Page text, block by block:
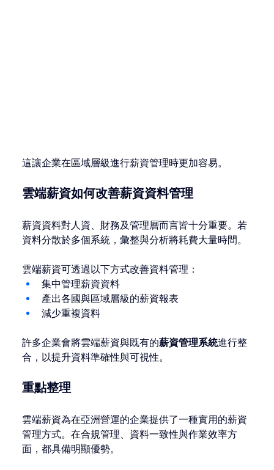
這讓企業在區域層級進行薪資管理時更加容易。
雲端薪資如何改善薪資資料管理
薪資資料對人資、財務及管理層而言皆十分重要。若
資料分散於多個系統，彙整與分析將耗費大量時間。
雲端薪資可透過以下方式改善資料管理：
集中管理薪資資料
產出各國與區域層級的薪資報表
減少重複資料
許多企業會將雲端薪資與既有的薪資管理系統進行整
合，以提升資料準確性與可視性。
重點整理
雲端薪資為在亞洲營運的企業提供了一種實用的薪資
管理方式。在合規管理、資料一致性與作業效率方
面，都具備明顯優勢。